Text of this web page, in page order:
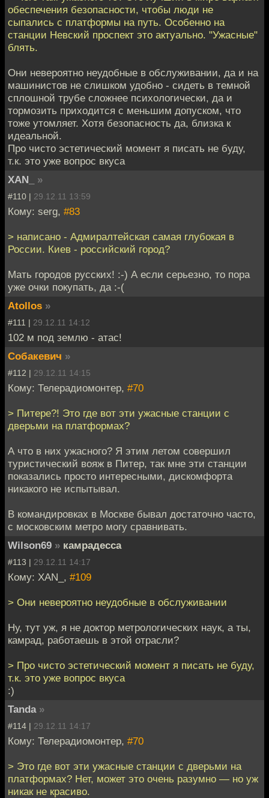
обеспечения безопасности, чтобы люди не
сыпались с платформы на путь. Особенно на
станции Невский проспект это актуально. "Ужасные"
блять.
Они невероятно неудобные в обслуживании, да и на
машинистов не слишком удобно - сидеть в темной
сплошной трубе сложнее психологически, да и
тормозить приходится с меньшим допуском, что
тоже утомляет. Хотя безопасность да, близка к
идеальной.
Про чисто эстетический момент я писать не буду,
т.к. это уже вопрос вкуса
XAN_
»
#110 | 29.12.11 13:59
Кому: serg, #83
> написано - Адмиралтейская самая глубокая в
России. Киев - российский город?
Мать городов русских! :-) А если серьезно, то пора
уже очки покупать, да :-(
Atollos »
#111 | 29.12.11 14:12
102 м под землю - атас!
Собакевич »
#112 | 29.12.11 14:15
Кому: Телерадиомонтер, #70
> Питере?! Это где вот эти ужасные станции с
дверьми на платформах?
А что в них ужасного? Я этим летом совершил
туристический вояж в Питер, так мне эти станции
показались просто интересными, дискомфорта
никакого не испытывал.
В командировках в Москве бывал достаточно часто,
с московским метро могу сравнивать.
Wilson69 » камрадесса
#113 | 29.12.11 14:17
Кому: XAN_, #109
> Они невероятно неудобные в обслуживании
Ну, тут уж, я не доктор метрологических наук, а ты,
камрад, работаешь в этой отрасли?
> Про чисто эстетический момент я писать не буду,
т.к. это уже вопрос вкуса
:)
Tanda »
#114 | 29.12.11 14:17
Кому: Телерадиомонтер, #70
> Это где вот эти ужасные станции с дверьми на
платформах? Нет, может это очень разумно — но уж
никак не красиво.